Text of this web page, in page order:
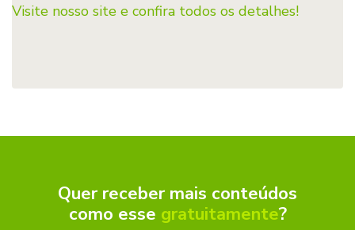
Visite nosso site e confira todos os detalhes!
Quer receber mais conteúdos
como esse gratuitamente?